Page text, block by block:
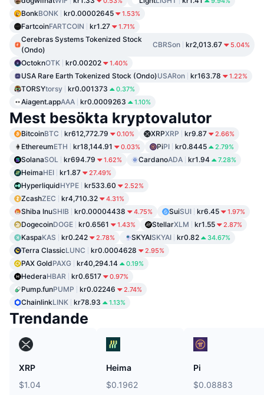
BonkBONK kr0.00002645 1.53%
FartcoinFARTCOIN kr1.27 1.71%
Cerebras Systems Tokenized Stock
(Ondo)
CBRSon kr2,013.67 5.04%
OctoknOTK kr0.00202 1.40%
USA Rare Earth Tokenized Stock (Ondo)USARon kr163.78 1.22%
TORSYtorsy kr0.001373 0.37%
Aiagent.appAAA kr0.0009263 1.10%
Mest besökta kryptovalutor
BitcoinBTC kr612,772.79 0.10% XRPXRP kr9.87 2.66%
EthereumETH kr18,144.91 0.03% PiPI kr0.8445 2.79%
SolanaSOL kr694.79 1.62% CardanoADA kr1.94 7.28%
HeimaHEI kr1.87 27.49%
HyperliquidHYPE kr533.60 2.52%
ZcashZEC kr4,710.32 4.31%
Shiba InuSHIB kr0.00004438 4.75% SuiSUI kr6.45 1.97%
DogecoinDOGE kr0.6561 1.43% StellarXLM kr1.55 2.87%
KaspaKAS kr0.242 2.78% SKYAISKYAI kr0.82 34.67%
Terra ClassicLUNC kr0.0004628 2.95%
PAX GoldPAXG kr40,294.14 0.19%
HederaHBAR kr0.6517 0.97%
Pump.funPUMP kr0.02246 2.74%
ChainlinkLINK kr78.93 1.13%
Trendande
XRP
$1.04
Heima
$0.1962
Pi
$0.08883